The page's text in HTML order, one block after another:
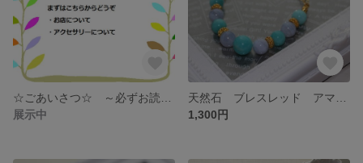
展示中
1,300円